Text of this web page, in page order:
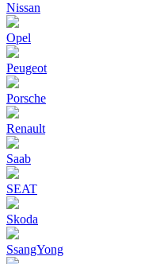
Nissan
Opel
Peugeot
Porsche
Renault
Saab
SEAT
Skoda
SsangYong